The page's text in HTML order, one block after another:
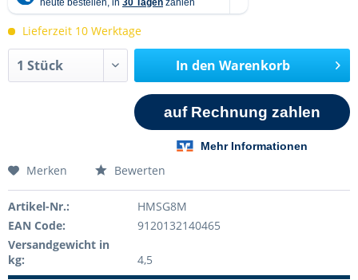
Lieferzeit 10 Werktage
In den Warenkorb
Merken Bewerten
Artikel-Nr.:
HMSG8M
EAN Code:
9120132140465
Versandgewicht in
kg:
4,5